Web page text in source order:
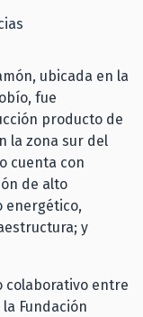
ubicada en la
fue
producto de
la zona sur del
cuenta con
de alto
energético,
y
colaborativo entre
Fundación